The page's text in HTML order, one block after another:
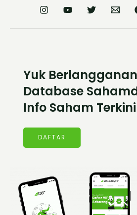
Yuk Berlangganan
Database
Info Saham Terkini
DAFTAR